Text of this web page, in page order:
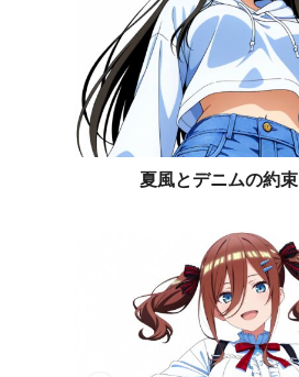
夏風とデニムの約束